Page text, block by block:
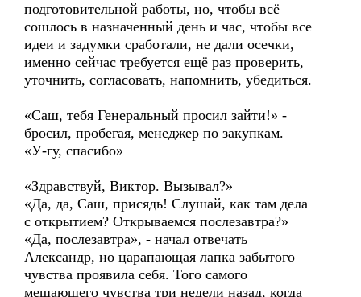
подготовительной работы, но, чтобы всё
сошлось в назначенный день и час, чтобы все
идеи и задумки сработали, не дали осечки,
именно сейчас требуется ещё раз проверить,
уточнить, согласовать, напомнить, убедиться.
«Саш, тебя Генеральный просил зайти!» -
бросил, пробегая, менеджер по закупкам.
«У-гу, спасибо»
«Здравствуй, Виктор. Вызывал?»
«Да, да, Саш, присядь! Слушай, как там дела
с открытием? Открываемся послезавтра?»
«Да, послезавтра», - начал отвечать
Александр, но царапающая лапка забытого
чувства проявила себя. Того самого
мешающего чувства три недели назад, когда